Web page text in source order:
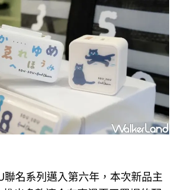
聯名系列邁入第六年，本次新品主